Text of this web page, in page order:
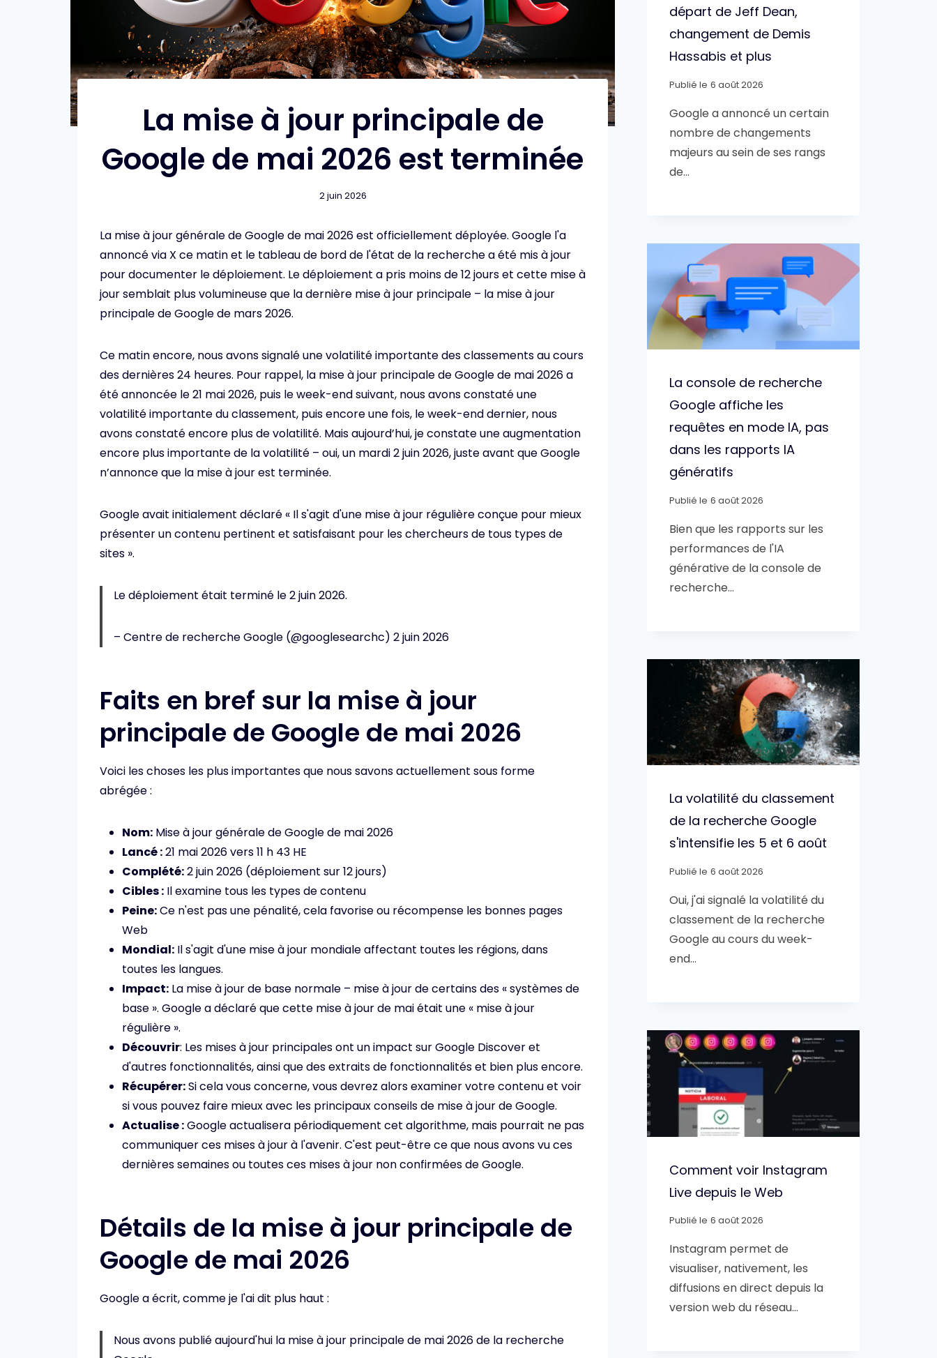
La mise à jour principale de
Google de mai 2026 est terminée
2 juin 2026
La mise à jour générale de Google de mai 2026 est officiellement déployée. Google l'a
annoncé via X ce matin et le tableau de bord de l'état de la recherche a été mis à jour
pour documenter le déploiement. Le déploiement a pris moins de 12 jours et cette mise à
jour semblait plus volumineuse que la dernière mise à jour principale – la mise à jour
principale de Google de mars 2026.
Ce matin encore, nous avons signalé une volatilité importante des classements au cours
des dernières 24 heures. Pour rappel, la mise à jour principale de Google de mai 2026 a
été annoncée le 21 mai 2026, puis le week-end suivant, nous avons constaté une
volatilité importante du classement, puis encore une fois, le week-end dernier, nous
avons constaté encore plus de volatilité. Mais aujourd’hui, je constate une augmentation
encore plus importante de la volatilité – oui, un mardi 2 juin 2026, juste avant que Google
n’annonce que la mise à jour est terminée.
Google avait initialement déclaré « Il s'agit d'une mise à jour régulière conçue pour mieux
présenter un contenu pertinent et satisfaisant pour les chercheurs de tous types de
sites ».
Le déploiement était terminé le 2 juin 2026.
– Centre de recherche Google (@googlesearchc) 2 juin 2026
Faits en bref sur la mise à jour
principale de Google de mai 2026
Voici les choses les plus importantes que nous savons actuellement sous forme
abrégée :
Nom: Mise à jour générale de Google de mai 2026
Lancé :21 mai 2026 vers 11 h 43 HE
Complété:2 juin 2026 (déploiement sur 12 jours)
Cibles : Il examine tous les types de contenu
Peine:Ce n'est pas une pénalité, cela favorise ou récompense les bonnes pages
Web
Mondial: Il s'agit d'une mise à jour mondiale affectant toutes les régions, dans
toutes les langues.
Impact: La mise à jour de base normale – mise à jour de certains des « systèmes de
base ». Google a déclaré que cette mise à jour de mai était une « mise à jour
régulière ».
Découvrir: Les mises à jour principales ont un impact sur Google Discover et
d'autres fonctionnalités, ainsi que des extraits de fonctionnalités et bien plus encore.
Récupérer:Si cela vous concerne, vous devrez alors examiner votre contenu et voir
si vous pouvez faire mieux avec les principaux conseils de mise à jour de Google.
Actualise :Google actualisera périodiquement cet algorithme, mais pourrait ne pas
communiquer ces mises à jour à l'avenir. C'est peut-être ce que nous avons vu ces
dernières semaines ou toutes ces mises à jour non confirmées de Google.
Détails de la mise à jour principale de
Google de mai 2026
Google a écrit, comme je l'ai dit plus haut :
Nous avons publié aujourd'hui la mise à jour principale de mai 2026 de la recherche
départ de Jeff Dean,
changement de Demis
Hassabis et plus
Publié le 6 août 2026
Google a annoncé un certain
nombre de changements
majeurs au sein de ses rangs
de…
La console de recherche
Google affiche les
requêtes en mode IA, pas
dans les rapports IA
génératifs
Publié le 6 août 2026
Bien que les rapports sur les
performances de l'IA
générative de la console de
recherche…
La volatilité du classement
de la recherche Google
s'intensifie les 5 et 6 août
Publié le 6 août 2026
Oui, j'ai signalé la volatilité du
classement de la recherche
Google au cours du week-
end…
Comment voir Instagram
Live depuis le Web
Publié le 6 août 2026
Instagram permet de
visualiser, nativement, les
diffusions en direct depuis la
version web du réseau…